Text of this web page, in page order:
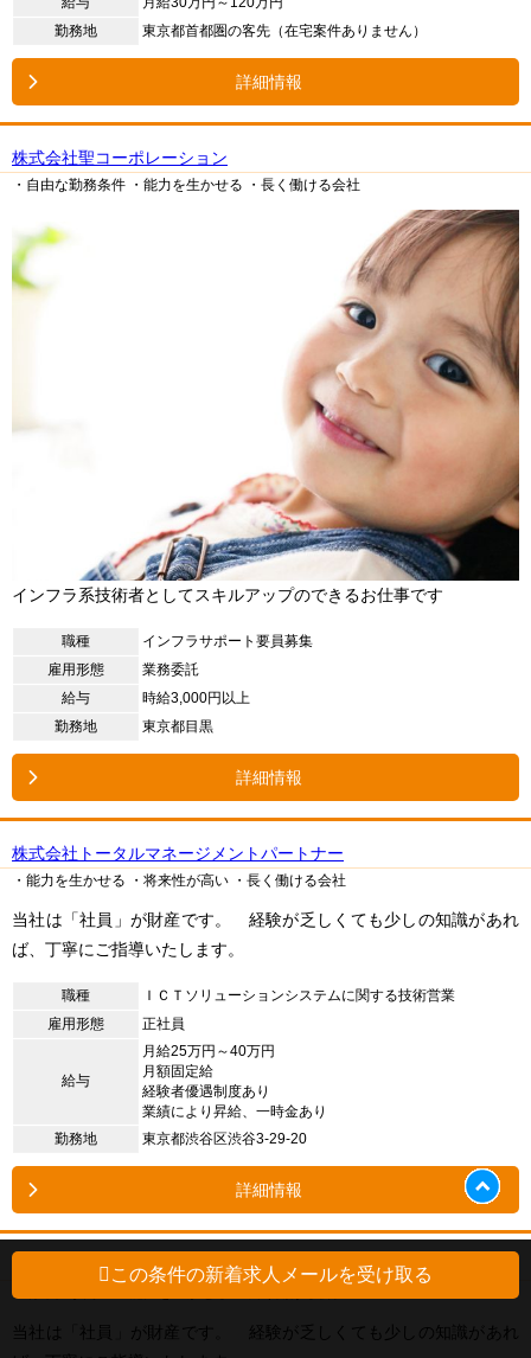
勤務地
東京都首都圏の客先（在宅案件ありません）
詳細情報
株式会社聖コーポレーション
・自由な勤務条件 ・能力を生かせる ・長く働ける会社
インフラ系技術者としてスキルアップのできるお仕事です
職種
インフラサポート要員募集
雇用形態
業務委託
給与
時給3,000円以上
勤務地
東京都目黒
詳細情報
株式会社トータルマネージメントパートナー
・能力を生かせる ・将来性が高い ・長く働ける会社
当社は「社員」が財産です。 経験が乏しくても少しの知識があれ
ば、丁寧にご指導いたします。
職種
ＩＣＴソリューションシステムに関する技術営業
雇用形態
正社員
給与
月給25万円～40万円
月額固定給
経験者優遇制度あり
業績により昇給、一時金あり
勤務地
東京都渋谷区渋谷3-29-20
詳細情報
株式会社トータルマネージメントパートナー
・将来性が高い
当社は「社員」が財産です。 経験が乏しくても少しの知識があれ
この条件の新着求人メールを受け取る